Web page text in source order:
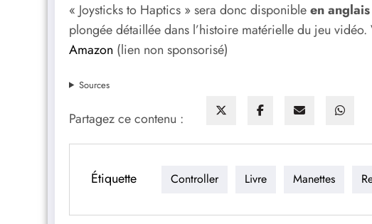
« Joysticks to Haptics » sera donc disponibleen anglais
plongée détaillée dans l’histoire matérielle du jeu
Amazon (lien non sponsorisé)
Sources
Partagez ce contenu :
Étiquette Controller Livre Manettes